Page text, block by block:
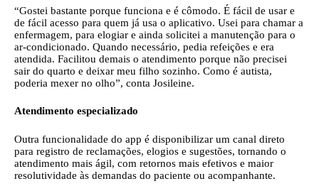
“Gostei bastante porque funciona e é cômodo. É fácil de usar e
de fácil acesso para quem já usa o aplicativo. Usei para chamar a
enfermagem, para elogiar e ainda solicitei a manutenção para o
ar-condicionado. Quando necessário, pedia refeições e era
atendida. Facilitou demais o atendimento porque não precisei
sair do quarto e deixar meu filho sozinho. Como é autista,
poderia mexer no olho”, conta Josileine.
Atendimento especializado
Outra funcionalidade do app é disponibilizar um canal direto
para registro de reclamações, elogios e sugestões, tornando o
atendimento mais ágil, com retornos mais efetivos e maior
resolutividade às demandas do paciente ou acompanhante.